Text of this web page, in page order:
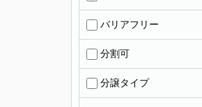
バリアフリー
分割可
分譲タイプ